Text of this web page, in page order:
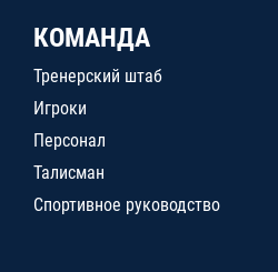
КОМАНДА
Тренерский штаб
Игроки
Персонал
Талисман
Спортивное руководство